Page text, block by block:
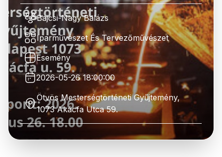
Bajcsi-Nagy Balázs
Iparművészet És Tervezőművészet
Esemény
2026-05-26 18:00:00
Ötvös Mesterségtörténeti Gyűjtemény,
1073 Akácfa Utca 59.